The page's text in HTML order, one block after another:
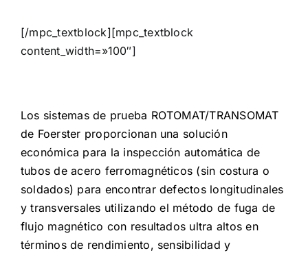
[/mpc_textblock][mpc_textblock
content_width=»100″]
Los sistemas de prueba ROTOMAT/TRANSOMAT
de Foerster proporcionan una solución
económica para la inspección automática de
tubos de acero ferromagnéticos (sin costura o
soldados) para encontrar defectos longitudinales
y transversales utilizando el método de fuga de
flujo magnético con resultados ultra altos en
términos de rendimiento, sensibilidad y